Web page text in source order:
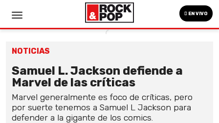
EN VIVO
NOTICIAS
Samuel L. Jackson defiende a
Marvel de las críticas
Marvel generalmente es foco de críticas, pero
por suerte tenemos a Samuel L Jackson para
defender a la gigante de los comics.